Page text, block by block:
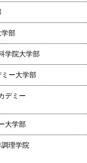
学部
学院大学部
ー大学部
デミー
大学部
理学院